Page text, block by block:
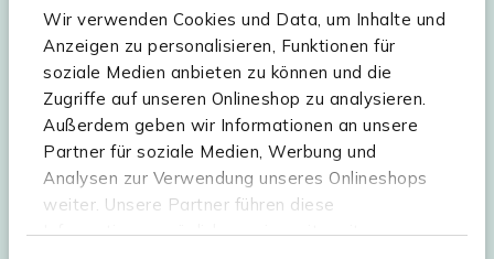
Wir verwenden Cookies und Data, um Inhalte und
Anzeigen zu personalisieren, Funktionen für
soziale Medien anbieten zu können und die
Zugriffe auf unseren Onlineshop zu analysieren.
Außerdem geben wir Informationen an unsere
Partner für soziale Medien, Werbung und
Analysen zur Verwendung unseres Onlineshops
weiter. Unsere Partner führen diese
Informationen möglicherweise mit weiteren
möglich.
Teilnahmebedingungen Gutscheinaktion lesen.
Hilfe & Service
Sortiment
Kees Smit Gartenmöbel